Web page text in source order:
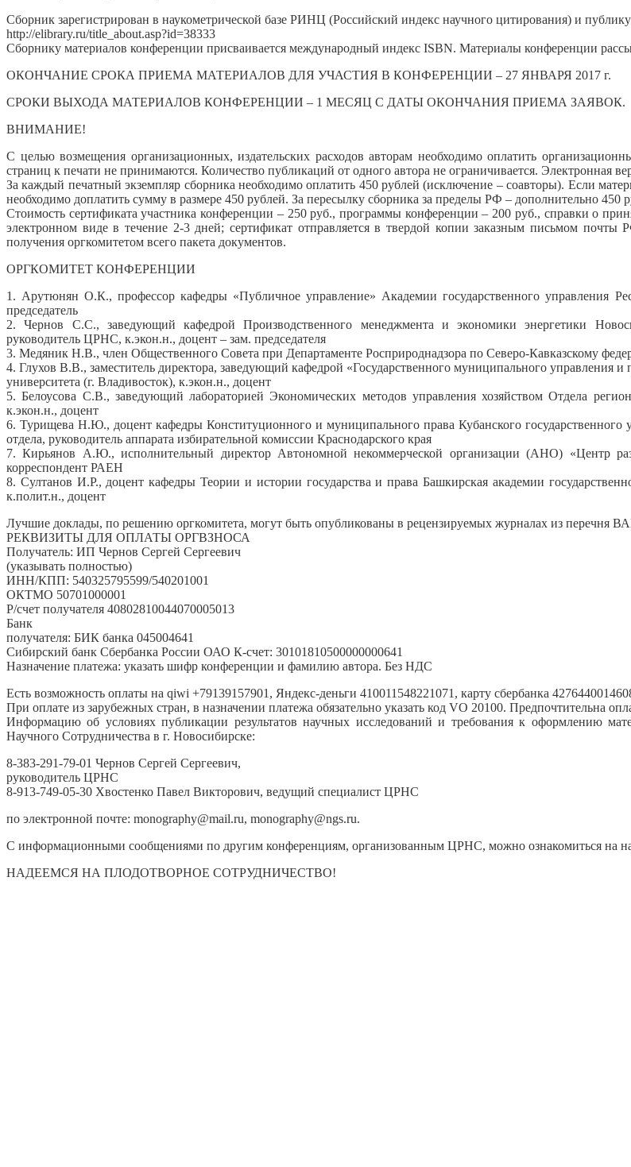
Сборник зарегистрирован в наукометрической базе РИНЦ (Российский индекс научного цитирования) и
http://elibrary.ru/title_about.asp?id=38333
Сборнику материалов конференции присваивается международный индекс ISBN. Материалы конференции
ОКОНЧАНИЕ СРОКА ПРИЕМА МАТЕРИАЛОВ ДЛЯ УЧАСТИЯ В КОНФЕРЕНЦИИ – 27 ЯНВАРЯ 2017 г.
СРОКИ ВЫХОДА МАТЕРИАЛОВ КОНФЕРЕНЦИИ – 1 МЕСЯЦ С ДАТЫ ОКОНЧАНИЯ ПРИЕМА ЗАЯВОК.
ВНИМАНИЕ!
С целью возмещения организационных, издательских расходов авторам необходимо оплатить
страниц к печати не принимаются. Количество публикаций от одного автора не ограничивается. Электронная
За каждый печатный экземпляр сборника необходимо оплатить 450 рублей (исключение – соавторы). Если
необходимо доплатить сумму в размере 450 рублей. За пересылку сборника за пределы РФ – дополнительно 450
Стоимость сертификата участника конференции – 250 руб., программы конференции – 200 руб., справки о
электронном виде в течение 2-3 дней; сертификат отправляется в твердой копии заказным письмом
получения оргкомитетом всего пакета документов.
ОРГКОМИТЕТ КОНФЕРЕНЦИИ
1. Арутюнян О.К., профессор кафедры «Публичное управление» Академии государственного управления
председатель
2. Чернов С.С., заведующий кафедрой Производственного менеджмента и экономики энергетики
руководитель ЦРНС, к.экон.н., доцент – зам. председателя
3. Медяник Н.В., член Общественного Совета при Департаменте Росприроднадзора по Северо-Кавказскому
4. Глухов В.В., заместитель директора, заведующий кафедрой «Государственного муниципального управления
университета (г. Владивосток), к.экон.н., доцент
5. Белоусова С.В., заведующий лабораторией Экономических методов управления хозяйством Отдела
к.экон.н., доцент
6. Турищева Н.Ю., доцент кафедры Конституционного и муниципального права Кубанского государственного
отдела, руководитель аппарата избирательной комиссии Краснодарского края
7. Кирьянов А.Ю., исполнительный директор Автономной некоммерческой организации (АНО) «Центр
корреспондент РАЕН
8. Султанов И.Р., доцент кафедры Теории и истории государства и права Башкирская академии
к.полит.н., доцент
Лучшие доклады, по решению оргкомитета, могут быть опубликованы в рецензируемых журналах из перечня
РЕКВИЗИТЫ ДЛЯ ОПЛАТЫ ОРГВЗНОСА
Получатель: ИП Чернов Сергей Сергеевич
(указывать полностью)
ИНН/КПП: 540325795599/540201001
ОКТМО 50701000001
Р/счет получателя 40802810044070005013
Банк
получателя: БИК банка 045004641
Сибирский банк Сбербанка России ОАО К-счет: 30101810500000000641
Назначение платежа: указать шифр конференции и фамилию автора. Без НДС
Есть возможность оплаты на qiwi +79139157901, Яндекс-деньги 410011548221071, карту сбербанка
При оплате из зарубежных стран, в назначении платежа обязательно указать код VO 20100. Предпочтительна
Информацию об условиях публикации результатов научных исследований и требования к оформлению
Научного Сотрудничества в г. Новосибирске:
8-383-291-79-01 Чернов Сергей Сергеевич,
руководитель ЦРНС
8-913-749-05-30 Хвостенко Павел Викторович, ведущий специалист ЦРНС
по электронной почте: monography@mail.ru, monography@ngs.ru.
С информационными сообщениями по другим конференциям, организованным ЦРНС, можно ознакомиться на
НАДЕЕМСЯ НА ПЛОДОТВОРНОЕ СОТРУДНИЧЕСТВО!